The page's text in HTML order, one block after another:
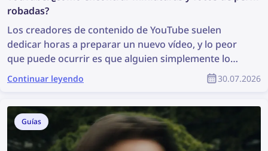
robadas?
Los creadores de contenido de YouTube suelen
dedicar horas a preparar un nuevo vídeo, y lo peor
que puede ocurrir es que alguien simplemente lo
robe, lo reutilice de forma indebida y el creador no
reciba ningún reconocimiento por su trabajo. ¿Cómo
derechos de autor como parte de la comunidad de
YouTube?
Continuar leyendo 30.07.2026
Guías